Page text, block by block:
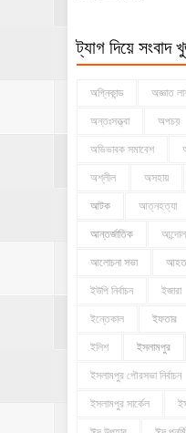
ট্যাগ দিয়ে সংবাদ
অগ্নিকান্ড অজ্ঞাত
অন্তঃসত্ত্বা অপচয়
অভিভাবক সমাবেশ
অশ্লীল অসহায়
আটক আত্নহত্যা
আন্তর্জাতিক
আলোচনা সভা আহত
ইউপি নির্বাচন ইজারা
ইন্তেকাল ইফতার
ইলিশ ইসলামপুর
ইসলামপুর পৌরসভা নির্বাচন
ইসলামপুর সার্কেল